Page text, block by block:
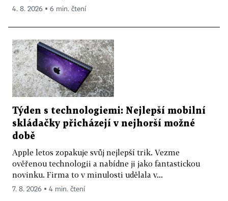
4. 8. 2026 ▪ 6 min. čtení
Týden s technologiemi: Nejlepší mobilní
skládačky přicházejí v nejhorší možné
době
Apple letos zopakuje svůj nejlepší trik. Vezme
ověřenou technologii a nabídne ji jako fantastickou
novinku. Firma to v minulosti udělala v...
7. 8. 2026 ▪ 4 min. čtení